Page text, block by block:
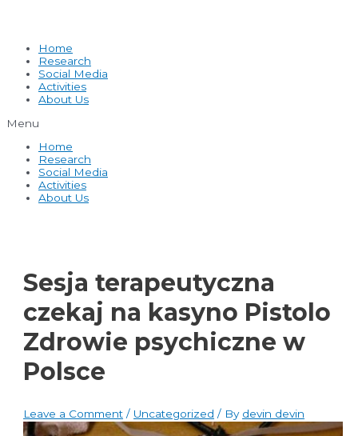
Home
Research
Social Media
Activities
About Us
Menu
Home
Research
Social Media
Activities
About Us
Sesja terapeutyczna
czekaj na kasyno Pistolo
Zdrowie psychiczne w
Polsce
Leave a Comment / Uncategorized / By devin devin